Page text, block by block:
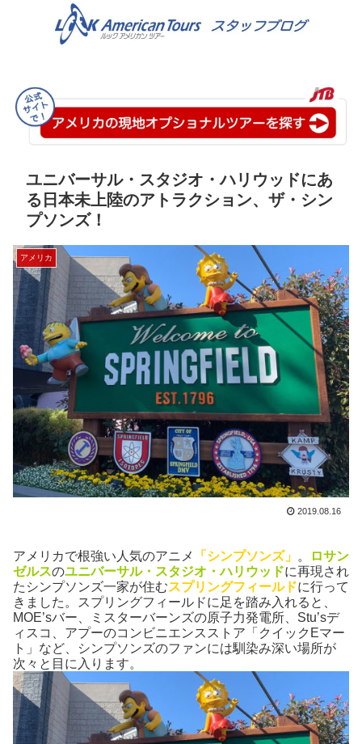
ユニバーサル・スタジオ・ハリウッドにあ
る日本未上陸のアトラクション、ザ・シン
プソンズ！
アメリカ
2019.08.16
アメリカで根強い人気のアニメ 「シンプソンズ」 。
ロサン
ゼルスのユニバーサル・スタジオ・ハリウッドに再現され
たシンプソンズ一家が住むスプリングフィールドに行って
きました。スプリングフィールドに足を踏み入れると、
MOE’sバー、ミスターバーンズの原子力発電所、Stu’sデ
ィスコ、アプーのコンビニエンスストア「クイックEマー
ト」など、シンプソンズのファンには馴染み深い場所が
次々と目に入ります。